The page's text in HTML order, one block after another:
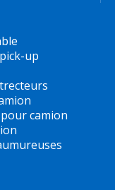
up
camion